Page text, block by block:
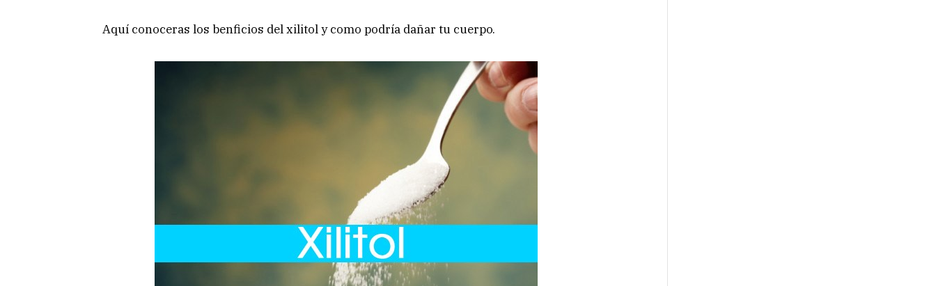
Aquí conoceras los benficios del xilitol y como podría dañar tu cuerpo.